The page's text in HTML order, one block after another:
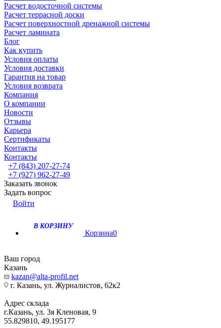
Расчет водосточной системы
Расчет террасной доски
Расчет поверхностной дренажной системы
Расчет ламината
Блог
Как купить
Условия оплаты
Условия доставки
Гарантия на товар
Условия возврата
Компания
О компании
Новости
Отзывы
Карьера
Сертификаты
Контакты
Контакты
+7 (843) 207-27-74
+7 (927) 962-27-49
Заказать звонок
Задать вопрос
Войти
В КОРЗИНУ
Корзина0
Ваш город
Казань
kazan@alta-profil.net
г. Казань, ул. Журналистов, 62к2
Адрес склада
г.Казань, ул. 3я Кленовая, 9
55.829810, 49.195177